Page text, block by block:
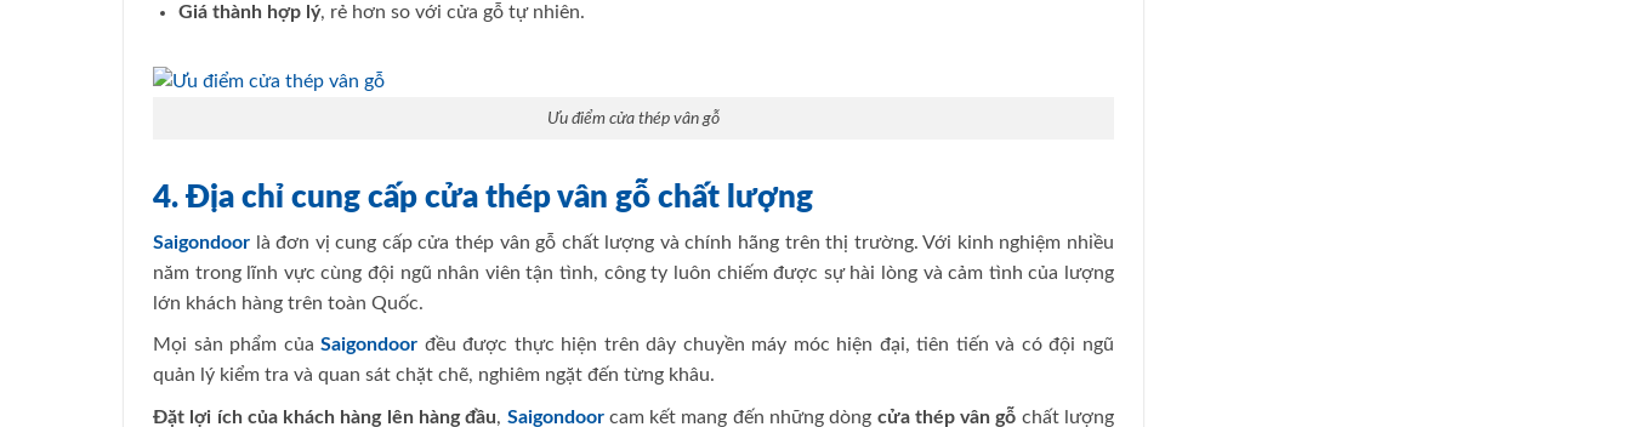
Giá thành hợp lý, rẻ hơn so với cửa gỗ tự nhiên.
Ưu điểm cửa thép vân gỗ
4. Địa chỉ cung cấp cửa thép vân gỗ chất lượng
Saigondoor là đơn vị cung cấp cửa thép vân gỗ chất lượng và chính hãng trên thị trường. Với kinh nghiệm nhiều
năm trong lĩnh vực cùng đội ngũ nhân viên tận tình, công ty luôn chiếm được sự hài lòng và cảm tình của lượng
lớn khách hàng trên toàn Quốc.
Mọi sản phẩm củaSaigondoor đều được thực hiện trên dây chuyền máy móc hiện đại, tiên tiến và có đội ngũ
quản lý kiểm tra và quan sát chặt chẽ, nghiêm ngặt đến từng khâu.
Đặt lợi ích của khách hàng lên hàng đầu, Saigondoor cam kết mang đến những dòng cửa thép vân gỗ chất lượng